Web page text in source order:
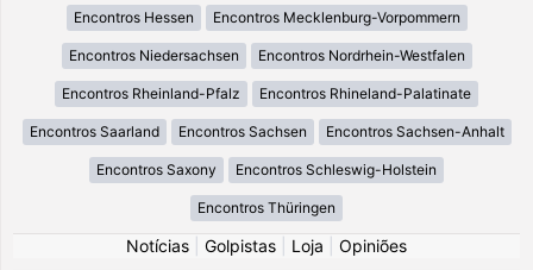
Encontros Hessen Encontros Mecklenburg-Vorpommern
Encontros Niedersachsen Encontros Nordrhein-Westfalen
Encontros Rheinland-Pfalz Encontros Rhineland-Palatinate
Encontros Saarland Encontros Sachsen Encontros Sachsen-Anhalt
Encontros Saxony Encontros Schleswig-Holstein
Encontros Thüringen
Notícias Golpistas Loja
Opiniões